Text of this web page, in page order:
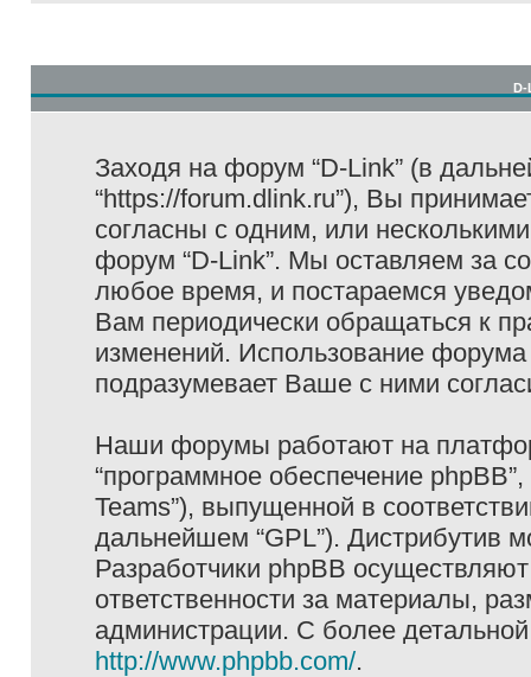
D-
Заходя на форум “D-Link” (в
“https://forum.dlink.ru”), Вы
согласны с одним, или
форум “D-Link”. Мы оставляем за
любое время, и постараемся
Вам периодически обращаться к
изменений. Использование
подразумевает Ваше с ними
Наши форумы работают на
“программное обеспечение
Teams”), выпущенной в
дальнейшем “GPL”). Дистрибутив
Разработчики phpBB
ответственности за материалы,
администрации. С более
http://www.phpbb.com/.